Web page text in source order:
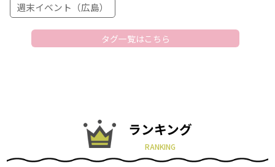
週末イベント（広島）
タグ一覧はこちら
ランキング
RANKING